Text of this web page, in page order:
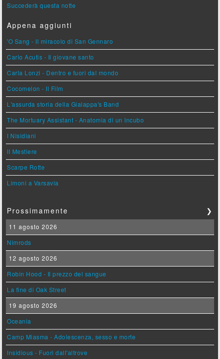
Succederà questa notte
Appena aggiunti
'O Sang - Il miracolo di San Gennaro
Carlo Acutis - Il giovane santo
Carla Lonzi - Dentro e fuori dal mondo
Cocomelon - Il Film
L'assurda storia della Gialappa's Band
The Mortuary Assistant - Anatomia di un Incubo
I Nisidiani
Il Mestiere
Scarpe Rotte
Limoni a Varsavia
Prossimamente ❯
11 agosto 2026
Nimrods
12 agosto 2026
Robin Hood - Il prezzo del sangue
La fine di Oak Street
19 agosto 2026
Oceania
Camp Miasma - Adolescenza, sesso e morte
Insidious - Fuori dall'altrove